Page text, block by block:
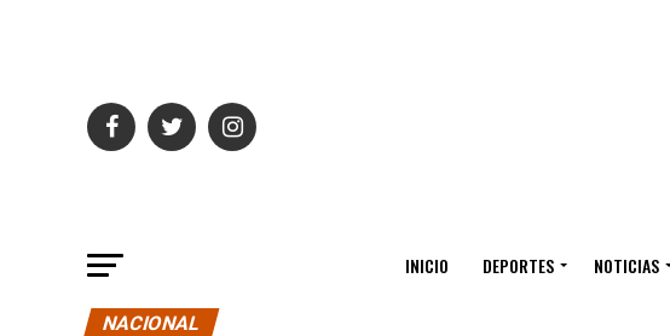
INICIO DEPORTES NOTICIAS
NACIONAL